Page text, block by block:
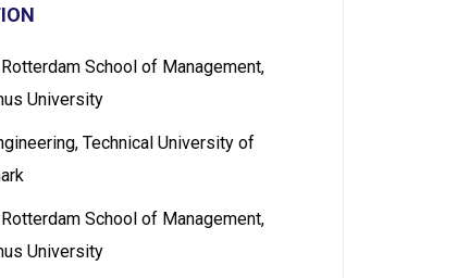
School of Management,
University
Technical University of
School of Management,
University